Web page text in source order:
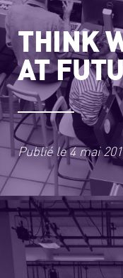
THINK
AT
Publié le4 mai